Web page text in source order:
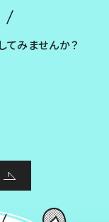
てみませんか？